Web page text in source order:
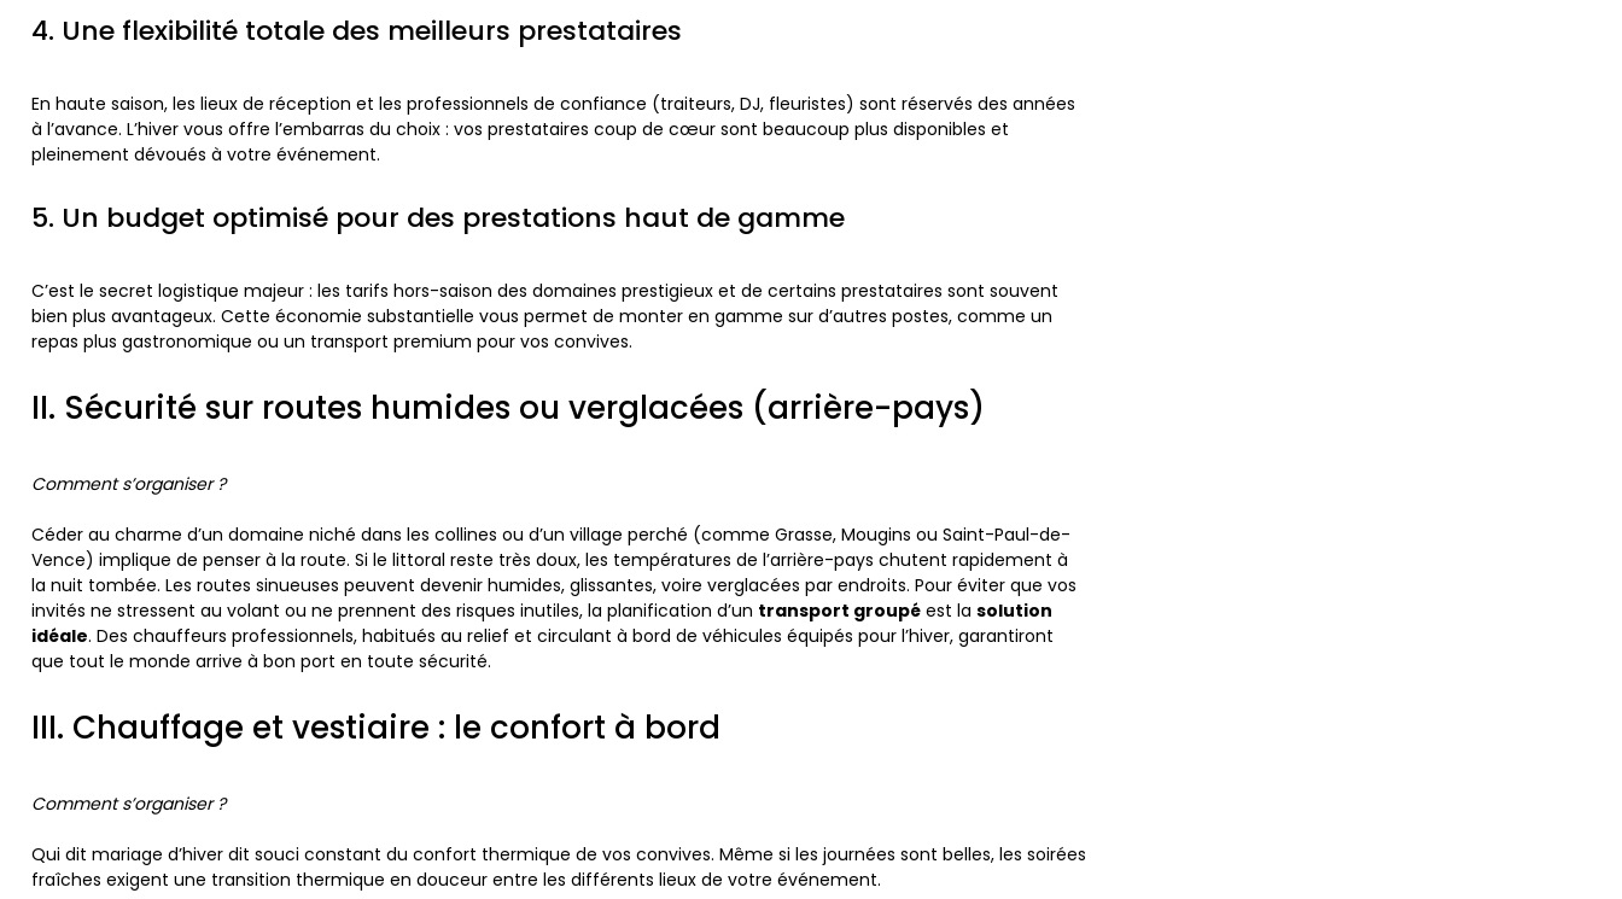
4. Une flexibilité totale des meilleurs prestataires
En haute saison, les lieux de réception et les professionnels de confiance (traiteurs, DJ, fleuristes) sont réservés des années
à l’avance. L’hiver vous offre l’embarras du choix : vos prestataires coup de cœur sont beaucoup plus disponibles et
pleinement dévoués à votre événement.
5. Un budget optimisé pour des prestations haut de gamme
C’est le secret logistique majeur : les tarifs hors-saison des domaines prestigieux et de certains prestataires sont souvent
bien plus avantageux. Cette économie substantielle vous permet de monter en gamme sur d’autres postes, comme un
repas plus gastronomique ou un transport premium pour vos convives.
II. Sécurité sur routes humides ou verglacées (arrière-pays)
Comment s’organiser ?
Céder au charme d’un domaine niché dans les collines ou d’un village perché (comme Grasse, Mougins ou Saint-Paul-de-
Vence) implique de penser à la route. Si le littoral reste très doux, les températures de l’arrière-pays chutent rapidement à
la nuit tombée. Les routes sinueuses peuvent devenir humides, glissantes, voire verglacées par endroits. Pour éviter que vos
invités ne stressent au volant ou ne prennent des risques inutiles, la planification d’un transport groupé est la solution
idéale. Des chauffeurs professionnels, habitués au relief et circulant à bord de véhicules équipés pour l’hiver, garantiront
que tout le monde arrive à bon port en toute sécurité.
III. Chauffage et vestiaire : le confort à bord
Comment s’organiser ?
Qui dit mariage d’hiver dit souci constant du confort thermique de vos convives. Même si les journées sont belles, les soirées
fraîches exigent une transition thermique en douceur entre les différents lieux de votre événement.